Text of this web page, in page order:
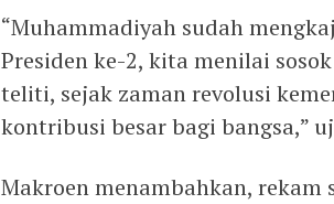
“Muhammadiyah sudah
Presiden ke-2, kita menilai
teliti, sejak zaman revolusi
kontribusi besar bagi bangsa,”
Makroen menambahkan,